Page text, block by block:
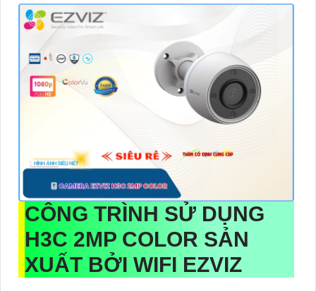
CÔNG TRÌNH SỬ DỤNG
H3C 2MP COLOR SẢN
XUẤT BỞI WIFI EZVIZ